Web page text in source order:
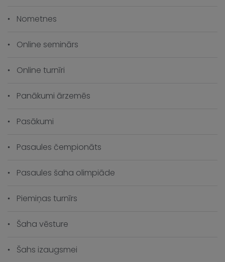
Nometnes
Online seminārs
Online turnīri
Panākumi ārzemēs
Pasākumi
Pasaules čempionāts
Pasaules šaha olimpiāde
Piemiņas turnīrs
Šaha vēsture
Šahs izaugsmei